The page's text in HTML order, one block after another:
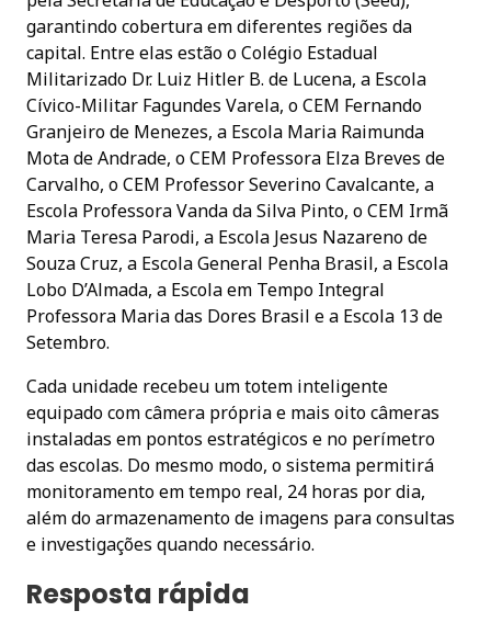
garantindo cobertura em diferentes regiões da
capital. Entre elas estão o Colégio Estadual
Militarizado Dr. Luiz Hitler B. de Lucena, a Escola
Cívico-Militar Fagundes Varela, o CEM Fernando
Granjeiro de Menezes, a Escola Maria Raimunda
Mota de Andrade, o CEM Professora Elza Breves de
Carvalho, o CEM Professor Severino Cavalcante, a
Escola Professora Vanda da Silva Pinto, o CEM Irmã
Maria Teresa Parodi, a Escola Jesus Nazareno de
Souza Cruz, a Escola General Penha Brasil, a Escola
Lobo D’Almada, a Escola em Tempo Integral
Professora Maria das Dores Brasil e a Escola 13 de
Setembro.
Cada unidade recebeu um totem inteligente
equipado com câmera própria e mais oito câmeras
instaladas em pontos estratégicos e no perímetro
das escolas. Do mesmo modo, o sistema permitirá
monitoramento em tempo real, 24 horas por dia,
além do armazenamento de imagens para consultas
e investigações quando necessário.
Resposta rápida